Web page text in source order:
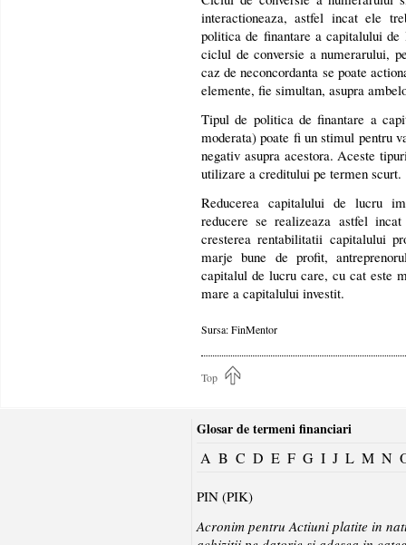
interactioneaza, astfel incat ele
politica de finantare a capitalului
ciclul de conversie a numerarului,
caz de neconcordanta se poate
elemente, fie simultan, asupra
Tipul de politica de finantare a
moderata) poate fi un stimul pentru
negativ asupra acestora. Aceste
utilizare a creditului pe termen scurt.
Reducerea capitalului de lucru
reducere se realizeaza astfel
cresterea rentabilitatii capitalului
marje bune de profit,
capitalul de lucru care, cu cat este
mare a capitalului investit.
Sursa: FinMentor
Top
Glosar de termeni financiari
A B C D E F G I J L M N
PIN (PIK)
Acronim pentru Actiuni platite in